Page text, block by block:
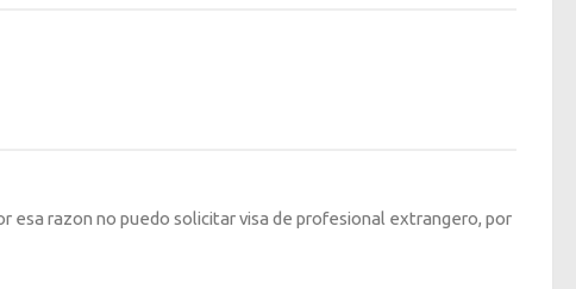
esa razon no puedo solicitar visa de profesional extrangero, por